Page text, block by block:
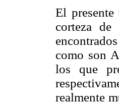
El
corteza
como son
los que
realmente